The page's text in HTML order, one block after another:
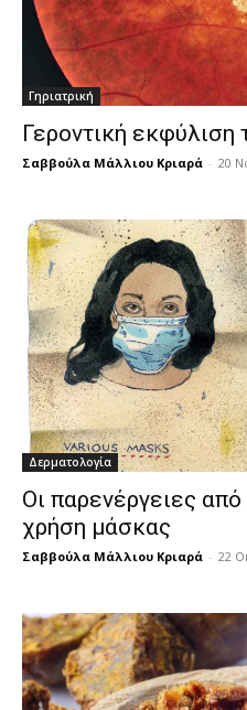
Γηριατρική
Γεροντική
Σαββούλα Μάλλιου Κριαρά - 20
Δερματολογία
Οι παρενέργειες
χρήση μάσκας
Σαββούλα Μάλλιου Κριαρά - 22